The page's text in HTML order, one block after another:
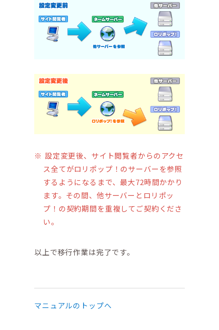
設定変更後、サイト閲覧者からのアクセ
ス全てがロリポップ！のサーバーを参照
するようになるまで、最大72時間かかり
ます。その間、他サーバーとロリポッ
プ！の契約期間を重複してご契約くださ
い。
以上で移行作業は完了です。
マニュアルのトップへ